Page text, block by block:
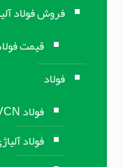
فروش فولاد
قیمت
فولاد
فولاد VCN
فولاد